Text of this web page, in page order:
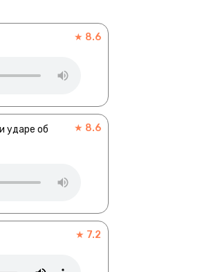
★ 8.6
ударе об
★ 8.6
★ 7.2